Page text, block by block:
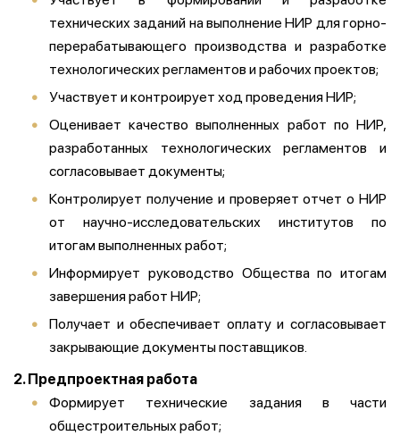
технических заданий на выполнение НИР для горно-
перерабатывающего производства и разработке
технологических регламентов и рабочих проектов;
Участвует и контроирует ход проведения НИР;
Оценивает качество выполненных работ по НИР,
разработанных технологических регламентов и
согласовывает документы;
Контролирует получение и проверяет отчет о НИР
от научно-исследовательских институтов по
итогам выполненных работ;
Информирует руководство Общества по итогам
завершения работ НИР;
Получает и обеспечивает оплату и согласовывает
закрывающие документы поставщиков.
2. Предпроектная работа
Формирует технические задания в части
общестроительных работ;